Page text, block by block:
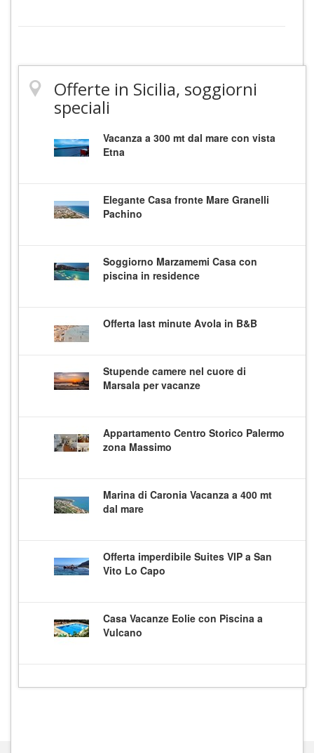
Offerte in Sicilia, soggiorni
speciali
Vacanza a 300 mt dal mare con vista
Etna
Elegante Casa fronte Mare Granelli
Pachino
Soggiorno Marzamemi Casa con
piscina in residence
Offerta last minute Avola in B&B
Stupende camere nel cuore di
Marsala per vacanze
Appartamento Centro Storico Palermo
zona Massimo
Marina di Caronia Vacanza a 400 mt
dal mare
Offerta imperdibile Suites VIP a San
Vito Lo Capo
Casa Vacanze Eolie con Piscina a
Vulcano